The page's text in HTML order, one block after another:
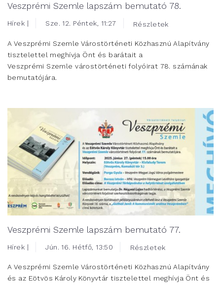
Veszprémi Szemle lapszám bemutató 78.
Hírek | Sze. 12. Péntek, 11:27 Részletek
A Veszprémi Szemle Várostörténeti Közhasznú Alapítvány
tisztelettel meghívja Önt és barátait a
Veszprémi Szemle várostörténeti folyóirat 78. számának
bemutatójára.
Veszprémi Szemle lapszám bemutató 77.
Hírek | Jún. 16. Hétfő, 13:50 Részletek
A Veszprémi Szemle Várostörténeti Közhasznú Alapítvány
és az Eötvös Károly Könyvtár tisztelettel meghívja Önt és